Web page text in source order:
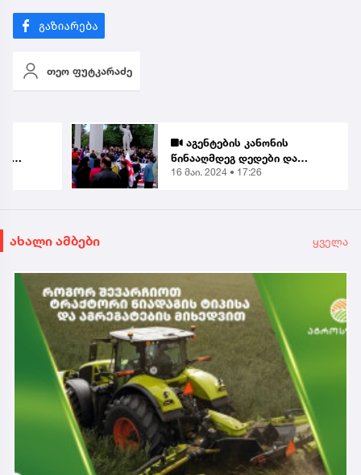
თეო ფუტკარაძე
აგენტების კანონის
წინააღმდეგ დედები და
მოსწავლეები გამოვიდნენ
16 მაი. 2024 • 17:26
ახალი ამბები ყველა